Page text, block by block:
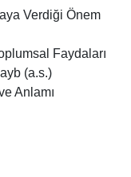
Verdiği Önem
Faydaları
(a.s.)
Anlamı